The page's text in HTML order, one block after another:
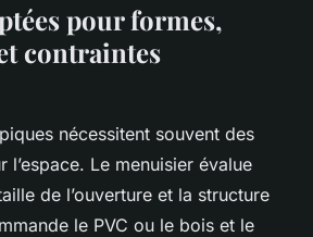
pour formes,
contraintes
nécessitent souvent des
l’espace. Le menuisier évalue
de l’ouverture et la structure
le PVC ou le bois et le